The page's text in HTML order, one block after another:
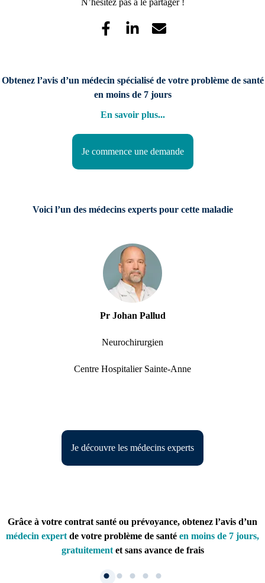
Obtenez l’avis d’un médecin spécialisé de votre problème de santé
en moins de 7 jours
En savoir plus...
Je commence une demande
Voici l’un des médecins experts pour cette maladie
Pr Johan Pallud
Neurochirurgien
Centre Hospitalier Sainte-Anne
Je découvre les médecins experts
Grâce à votre contrat santé ou prévoyance, obtenez l’avis d’un
médecin expert de votre problème de santé en moins de 7 jours,
gratuitementet sans avance de frais